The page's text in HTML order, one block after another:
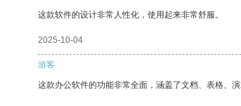
这款软件的设计非常人性化，使用起来非常舒服。
2025-10-04
游客
这款办公软件的功能非常全面，涵盖了文档、表格、